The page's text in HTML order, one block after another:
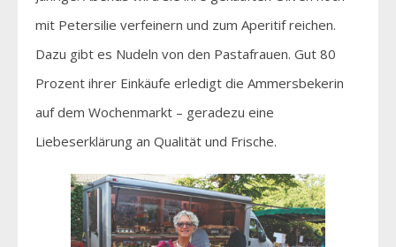
mit Petersilie verfeinern und zum Aperitif reichen.
Dazu gibt es Nudeln von den Pastafrauen. Gut 80
Prozent ihrer Einkäufe erledigt die Ammersbekerin
auf dem Wochenmarkt – geradezu eine
Liebeserklärung an Qualität und Frische.